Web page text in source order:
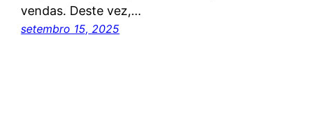
vendas. Deste vez,…
setembro 15, 2025